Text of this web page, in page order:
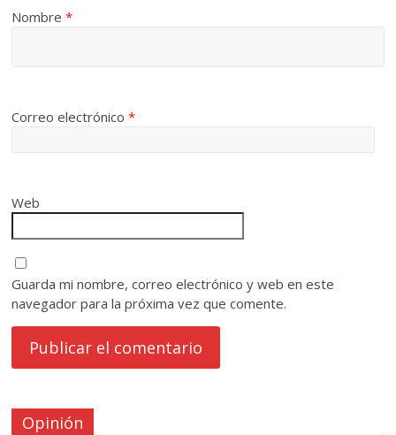
Nombre*
Correo electrónico*
Web
Guarda mi nombre, correo electrónico y web en este
navegador para la próxima vez que comente.
Opinión